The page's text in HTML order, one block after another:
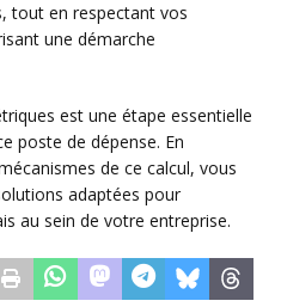
tout en respectant vos
une démarche
est une étape essentielle
poste de dépense. En
de ce calcul, vous
adaptées pour
au sein de votre entreprise.